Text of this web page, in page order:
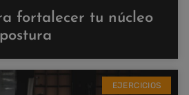
fortalecer tu núcleo
EJERCICIOS